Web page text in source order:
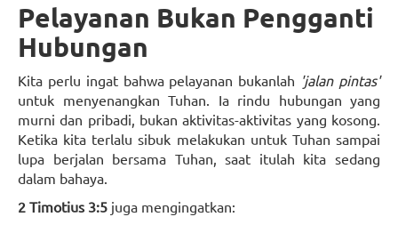
Pelayanan Bukan Pengganti
Hubungan
Kita perlu ingat bahwa pelayanan bukanlah 'jalan pintas'
untuk menyenangkan Tuhan. Ia rindu hubungan yang
murni dan pribadi, bukan aktivitas-aktivitas yang kosong.
Ketika kita terlalu sibuk melakukan untuk Tuhan sampai
lupa berjalan bersama Tuhan, saat itulah kita sedang
dalam bahaya.
2 Timotius 3:5 juga mengingatkan: